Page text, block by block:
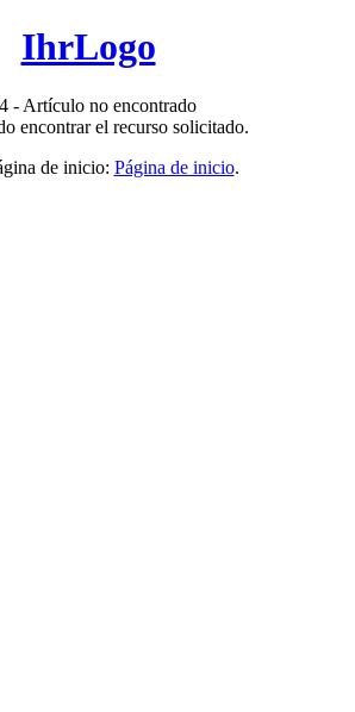
IhrLogo
- Artículo no encontrado
encontrar el recurso solicitado.
de inicio: Página de inicio.